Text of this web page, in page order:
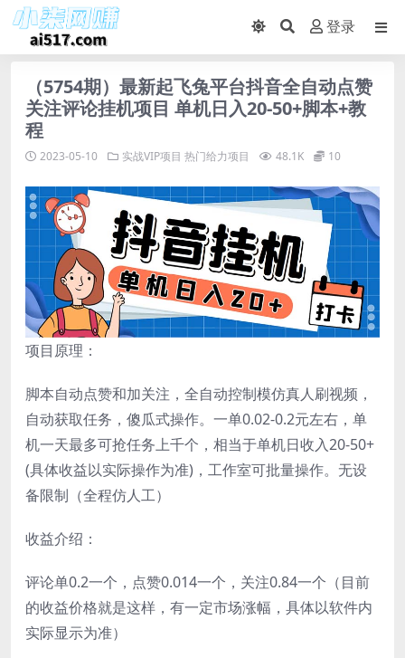
登录
（5754期）最新起飞兔平台抖音全自动点赞
关注评论挂机项目 单机日入20-50+脚本+教
程
2023-05-10 实战VIP项目 热门给力项目 48.1K 10
项目原理：
脚本自动点赞和加关注，全自动控制模仿真人刷视频，
自动获取任务，傻瓜式操作。一单0.02-0.2元左右，单
机一天最多可抢任务上千个，相当于单机日收入20-50+
(具体收益以实际操作为准)，工作室可批量操作。无设
备限制（全程仿人工）
收益介绍：
评论单0.2一个，点赞0.014一个，关注0.84一个（目前
的收益价格就是这样，有一定市场涨幅，具体以软件内
实际显示为准）